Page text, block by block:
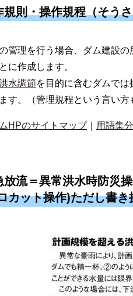
規則・操作規程（そう
管理を行う場合、ダム建設
に作成します。
水調節を目的に含むダムで
す。（管理規程という言い方
HPのサイトマップ｜ 用語集
放流＝異常洪水時防災
カット操作)ただし書き